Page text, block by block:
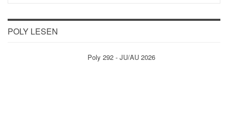
POLY LESEN
Poly 292 - JU/AU 2026